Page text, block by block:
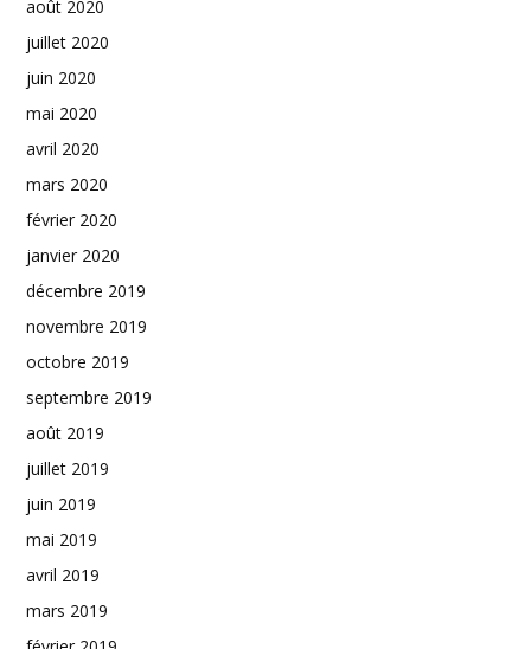
août 2020
juillet 2020
juin 2020
mai 2020
avril 2020
mars 2020
février 2020
janvier 2020
décembre 2019
novembre 2019
octobre 2019
septembre 2019
août 2019
juillet 2019
juin 2019
mai 2019
avril 2019
mars 2019